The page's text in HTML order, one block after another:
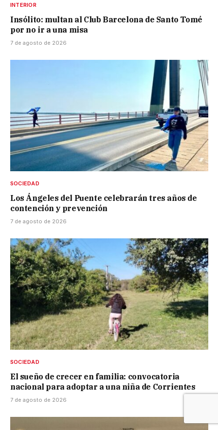
INTERIOR
Insólito: multan al Club Barcelona de Santo Tomé
por no ir a una misa
7 de agosto de 2026
SOCIEDAD
Los Ángeles del Puente celebrarán tres años de
contención y prevención
7 de agosto de 2026
SOCIEDAD
El sueño de crecer en familia: convocatoria
nacional para adoptar a una niña de Corrientes
7 de agosto de 2026